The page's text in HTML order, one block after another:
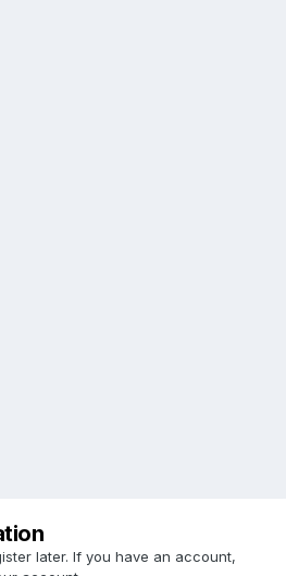
later. If you have an account,